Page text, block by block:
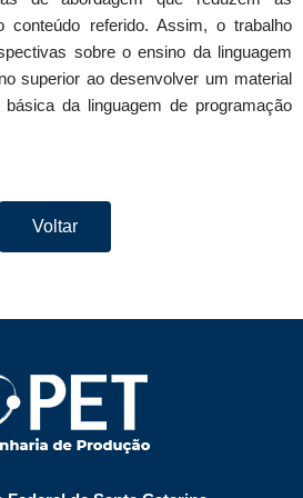
conteúdo referido. Assim, o trabalho
sobre o ensino da linguagem
superior ao desenvolver um material
da linguagem de programação
Voltar